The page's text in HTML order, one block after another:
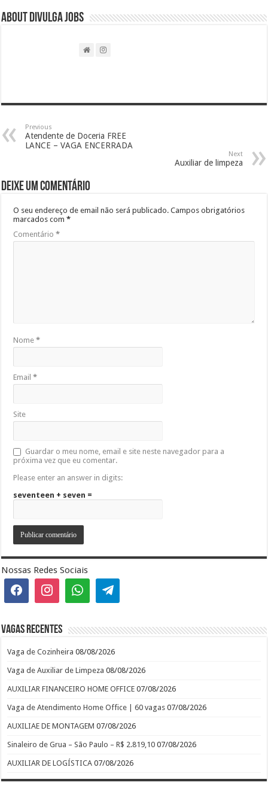
About DIVULGA JOBS
Previous
Atendente de Doceria FREE
LANCE – VAGA ENCERRADA
Next
Auxiliar de limpeza
Deixe um comentário
O seu endereço de email não será publicado. Campos obrigatórios
marcados com*
Comentário*
Nome*
Email*
Site
Guardar o meu nome, email e site neste navegador para a
próxima vez que eu comentar.
Please enter an answer in digits:
seventeen + seven =
Nossas Redes Sociais
Vagas recentes
Vaga de Cozinheira 08/08/2026
Vaga de Auxiliar de Limpeza 08/08/2026
AUXILIAR FINANCEIRO HOME OFFICE 07/08/2026
Vaga de Atendimento Home Office | 60 vagas 07/08/2026
AUXILIAE DE MONTAGEM 07/08/2026
Sinaleiro de Grua – São Paulo – R$ 2.819,10 07/08/2026
AUXILIAR DE LOGÍSTICA 07/08/2026